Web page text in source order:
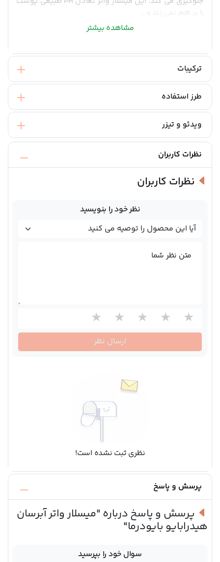
را بر هم نمی زند و...
مشاهده بیشتر
ترکیبات
طرز استفاده
ویدئو و تیزر
نظرات کاربران
نظرات کاربران
نظر خود را بنویسید
متن نظر شما
ارسال نظر
نظری ثبت نشده است!
پرسش و پاسخ
پرسش و پاسخ درباره "میسلار واتر آبرسان
هیدرابایو بایودرما"
سوال خود را بپرسید